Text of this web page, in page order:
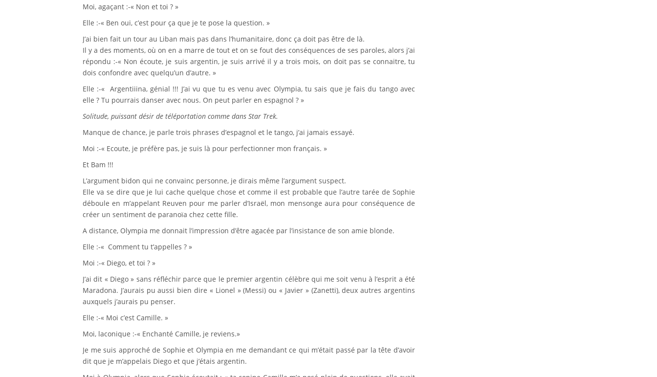
Moi, agaçant :-« Non et toi ? »
Elle :-« Ben oui, c’est pour ça que je te pose la question. »
J’ai bien fait un tour au Liban mais pas dans l’humanitaire, donc ça doit pas être de là.
Il y a des moments, où on en a marre de tout et on se fout des conséquences de ses paroles, alors j’ai
répondu :-« Non écoute, je suis argentin, je suis arrivé il y a trois mois, on doit pas se connaitre, tu
dois confondre avec quelqu’un d’autre. »
Elle :-« Argentiiina, génial !!! J’ai vu que tu es venu avec Olympia, tu sais que je fais du tango avec
elle ? Tu pourrais danser avec nous. On peut parler en espagnol ? »
Solitude, puissant désir de téléportation comme dans Star Trek.
Manque de chance, je parle trois phrases d’espagnol et le tango, j’ai jamais essayé.
Moi :-« Ecoute, je préfère pas, je suis là pour perfectionner mon français. »
Et Bam !!!
L’argument bidon qui ne convainc personne, je dirais même l’argument suspect.
Elle va se dire que je lui cache quelque chose et comme il est probable que l’autre tarée de Sophie
déboule en m’appelant Reuven pour me parler d’Israël, mon mensonge aura pour conséquence de
créer un sentiment de paranoïa chez cette fille.
A distance, Olympia me donnait l’impression d’être agacée par l’insistance de son amie blonde.
Elle :-« Comment tu t’appelles ? »
Moi :-« Diego, et toi ? »
J’ai dit « Diego » sans réfléchir parce que le premier argentin célèbre qui me soit venu à l’esprit a été
Maradona. J’aurais pu aussi bien dire « Lionel » (Messi) ou « Javier » (Zanetti), deux autres argentins
auxquels j’aurais pu penser.
Elle :-« Moi c’est Camille. »
Moi, laconique :-« Enchanté Camille, je reviens.»
Je me suis approché de Sophie et Olympia en me demandant ce qui m’était passé par la tête d’avoir
dit que je m’appelais Diego et que j’étais argentin.